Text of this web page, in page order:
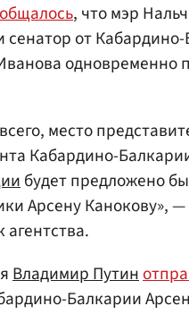
, что мэр
сенатор от
одновременно
место
Кабардино-
будет предложено
Арсену Канокову»,
агентства.
Владимир Путин
Балкарии